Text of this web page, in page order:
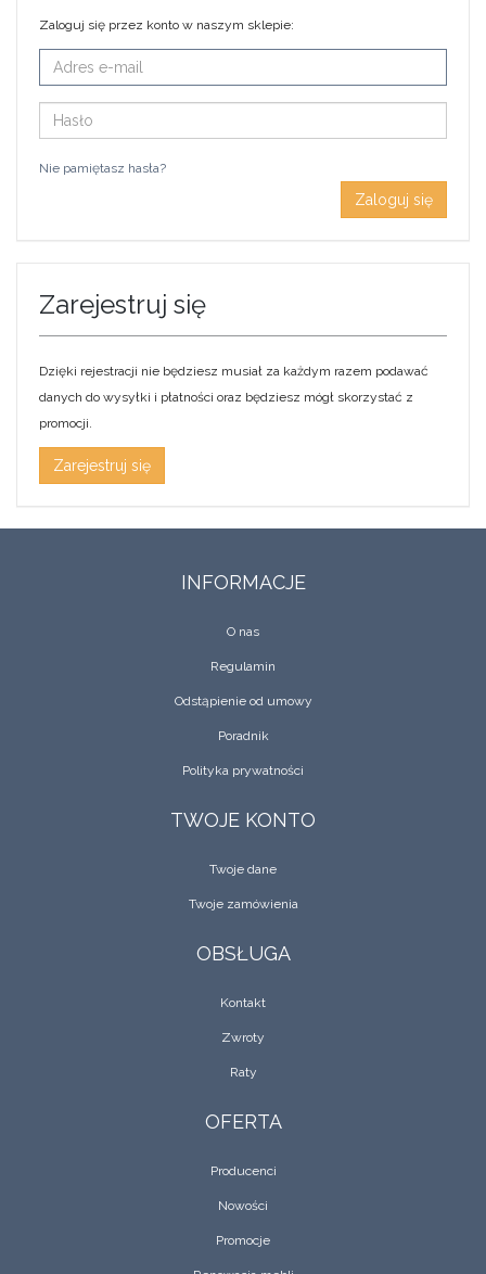
Zaloguj się przez konto w naszym sklepie:
mail
Hasło
Nie pamiętasz hasła?
Zaloguj się
Zarejestruj się
Dzięki rejestracji nie będziesz musiał za każdym razem podawać
danych do wysyłki i płatności oraz będziesz mógł skorzystać z
promocji.
Zarejestruj się
INFORMACJE
O nas
Regulamin
Odstąpienie od umowy
Poradnik
Polityka prywatności
TWOJE KONTO
Twoje dane
Twoje zamówienia
OBSŁUGA
Kontakt
Zwroty
Raty
OFERTA
Producenci
Nowości
Promocje